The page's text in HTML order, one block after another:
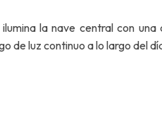
la nave central con
de luz continuo a lo largo del